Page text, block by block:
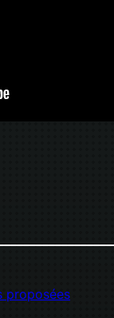
proposées